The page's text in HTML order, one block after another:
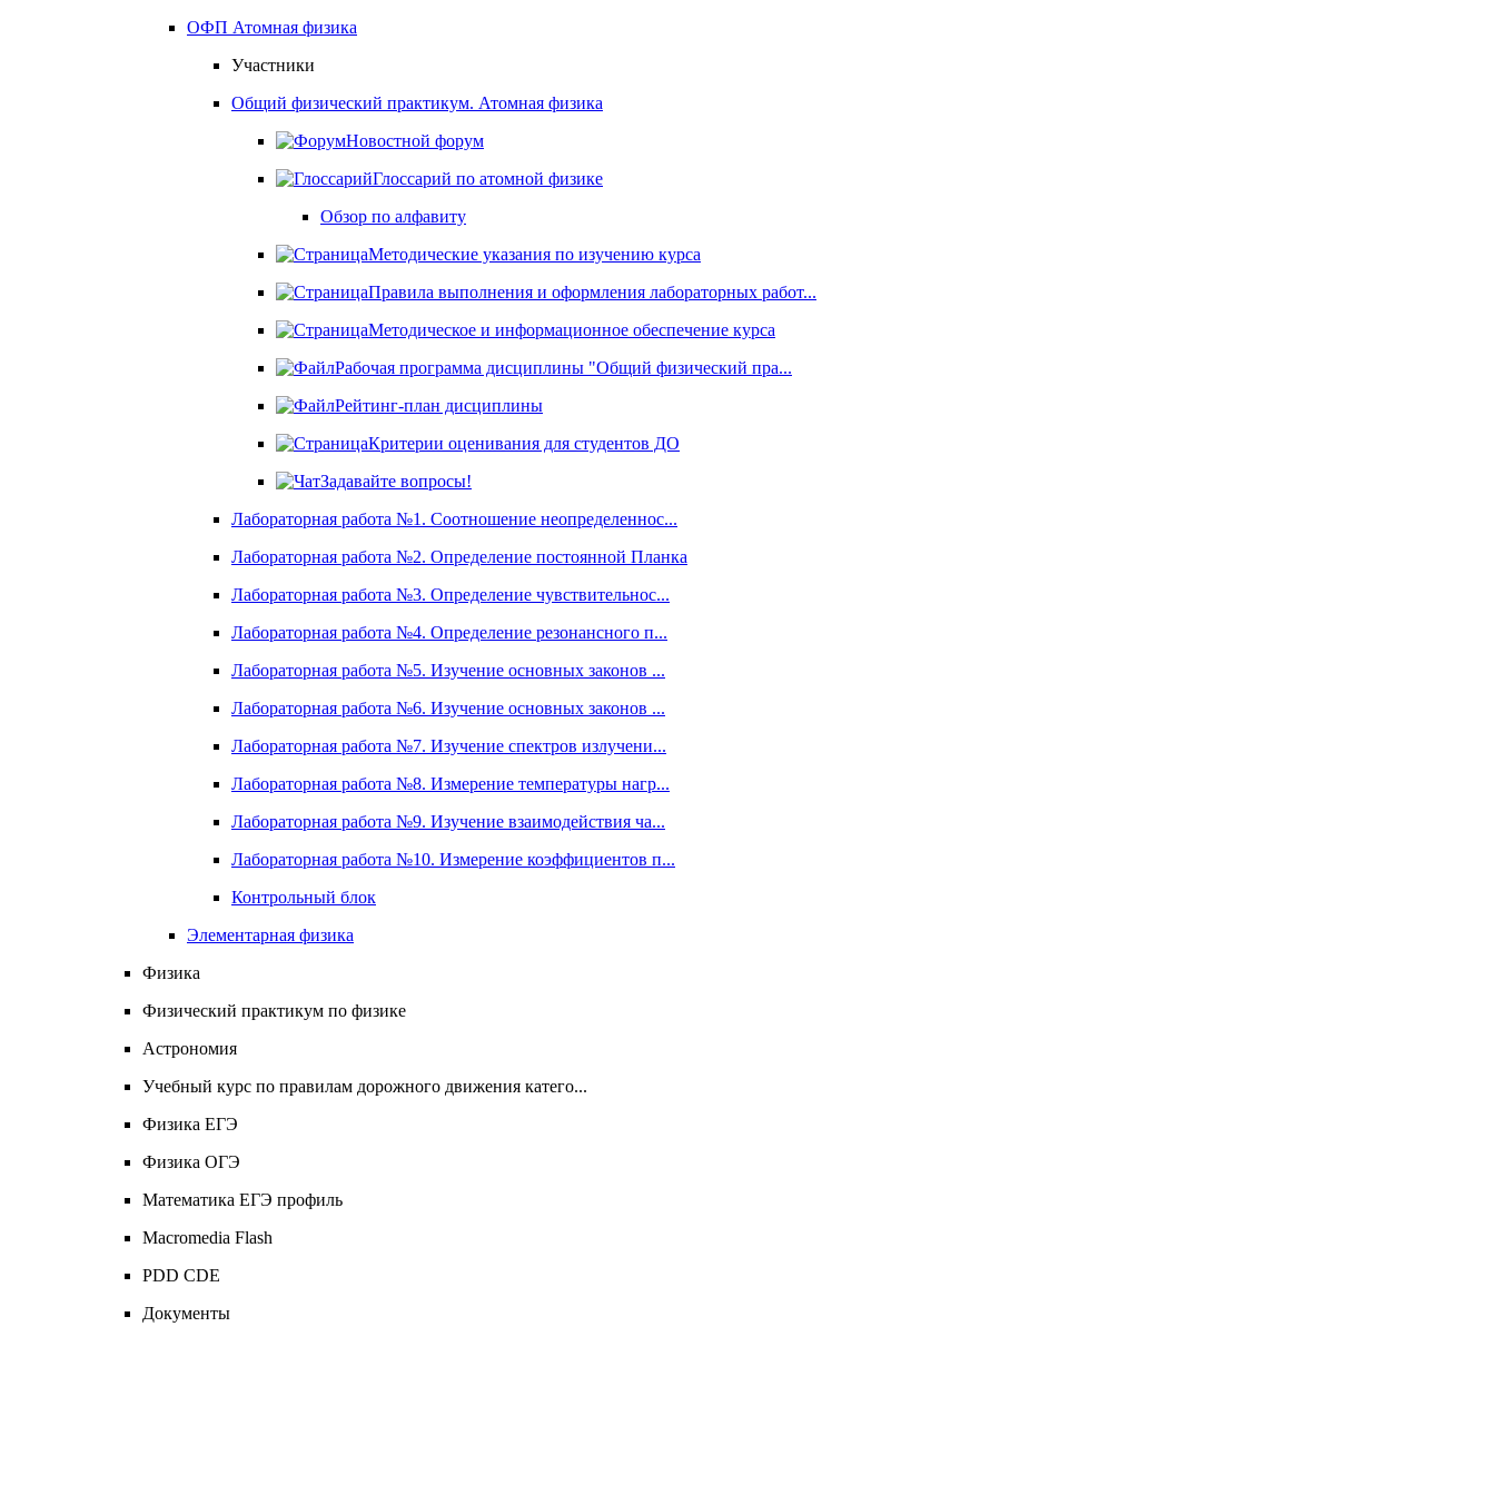
ОФП Атомная физика
Участники
Общий физический практикум. Атомная физика
Новостной форум
Глоссарий по атомной физике
Обзор по алфавиту
Методические указания по изучению курса
Правила выполнения и оформления лабораторных работ...
Методическое и информационное обеспечение курса
Рабочая программа дисциплины "Общий физический пра...
Рейтинг-план дисциплины
Критерии оценивания для студентов ДО
Задавайте вопросы!
Лабораторная работа №1. Соотношение неопределеннос...
Лабораторная работа №2. Определение постоянной Планка
Лабораторная работа №3. Определение чувствительнос...
Лабораторная работа №4. Определение резонансного п...
Лабораторная работа №5. Изучение основных законов ...
Лабораторная работа №6. Изучение основных законов ...
Лабораторная работа №7. Изучение спектров излучени...
Лабораторная работа №8. Измерение температуры нагр...
Лабораторная работа №9. Изучение взаимодействия ча...
Лабораторная работа №10. Измерение коэффициентов п...
Контрольный блок
Элементарная физика
Физика
Физический практикум по физике
Астрономия
Учебный курс по правилам дорожного движения катего...
Физика ЕГЭ
Физика ОГЭ
Математика ЕГЭ профиль
Macromedia Flash
PDD CDЕ
Документы